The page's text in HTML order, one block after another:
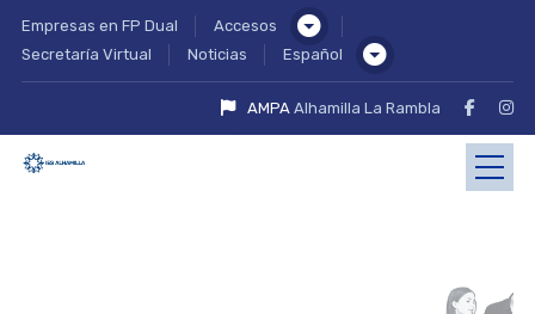
Empresas en FP Dual
Accesos
Secretaría Virtual
Noticias Español
AMPAAlhamilla La Rambla